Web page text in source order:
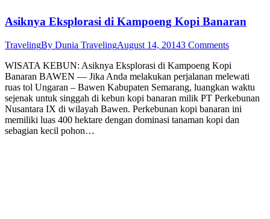
Asiknya Eksplorasi di Kampoeng Kopi Banaran
TravelingBy Dunia TravelingAugust 14, 20143 Comments
WISATA KEBUN: Asiknya Eksplorasi di Kampoeng Kopi
Banaran BAWEN — Jika Anda melakukan perjalanan melewati
ruas tol Ungaran – Bawen Kabupaten Semarang, luangkan waktu
sejenak untuk singgah di kebun kopi banaran milik PT Perkebunan
Nusantara IX di wilayah Bawen. Perkebunan kopi banaran ini
memiliki luas 400 hektare dengan dominasi tanaman kopi dan
sebagian kecil pohon…